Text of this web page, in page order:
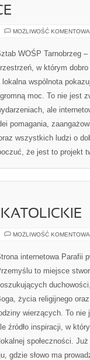
MOŻLIWOŚĆ
WOŚP Tarnobrzeg
w którym
lokalna wspólnota
moc. To nie jest
ale
pomagania,
wszystkich ludzi o
że jest to projekt
MOŻLIWOŚĆ
internetowa Parafii
to miejsce
życia religijnego
wierzących. To nie
źródło inspiracji, w
społeczności.
gdzie słowo ma